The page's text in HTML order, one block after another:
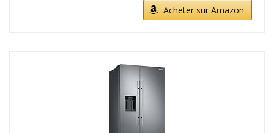
Acheter sur Amazon